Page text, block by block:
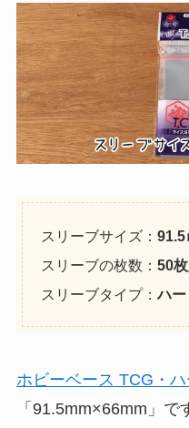
スリーブサイズ： 91.5
スリーブの枚数： 50
スリーブタイプ： ハー
ホビーベース TCG・ハ
「91.5mm×66mm」